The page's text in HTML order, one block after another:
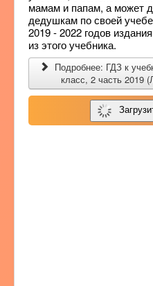
мамам и папам, а может
дедушкам по своей
2019 - 2022 годов
из этого учебника.
Подробнее: ГДЗ к
класс, 2 часть 2019